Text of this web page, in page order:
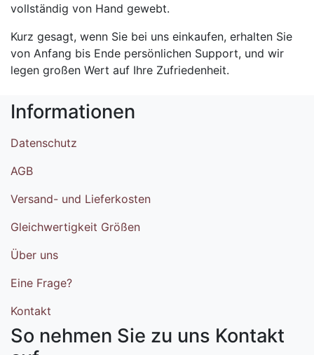
vollständig von Hand gewebt.
Kurz gesagt, wenn Sie bei uns einkaufen, erhalten Sie
von Anfang bis Ende persönlichen Support, und wir
legen großen Wert auf Ihre Zufriedenheit.
Informationen
Datenschutz
AGB
Versand- und Lieferkosten
Gleichwertigkeit Größen
Über uns
Eine Frage?
Kontakt
So nehmen Sie zu uns Kontakt